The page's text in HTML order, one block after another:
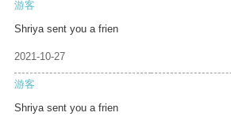
游客
Shriya sent you a frien
2021-10-27
游客
Shriya sent you a frien